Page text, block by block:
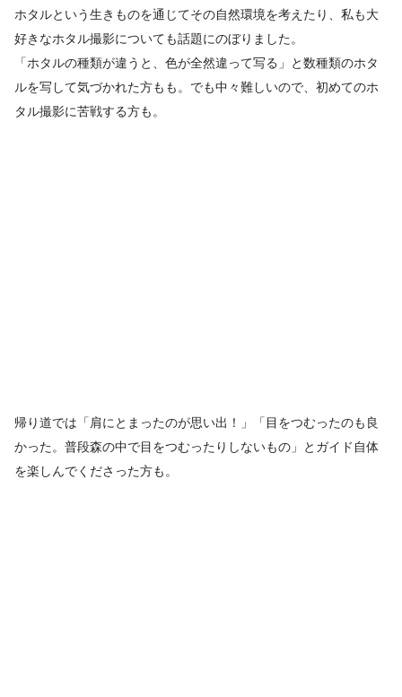
ホタルという生きものを通じてその自然環境を考えたり、私も大
好きなホタル撮影についても話題にのぼりました。
「ホタルの種類が違うと、色が全然違って写る」と数種類のホタ
ルを写して気づかれた方もも。でも中々難しいので、初めてのホ
タル撮影に苦戦する方も。
帰り道では「肩にとまったのが思い出！」「目をつむったのも良
かった。普段森の中で目をつむったりしないもの」とガイド自体
を楽しんでくださった方も。